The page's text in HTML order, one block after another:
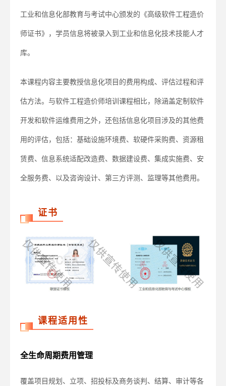
工业和信息化部教育与考试中心颁发的《高级软件工程造价
师证书》，学员信息将被录入到工业和信息化技术技能人才
库。
本课程内容主要教授信息化项目的费用构成、评估过程和评
估方法。与软件工程造价师培训课程相比，除涵盖定制软件
开发和软件运维费用之外，还包括信息化项目涉及的其他费
用的评估，包括：基础设施环境费、软硬件采购费、资源租
赁费、信息系统适配改造费、数据建设费、集成实施费、安
全服务费、以及咨询设计、第三方评测、监理等其他费用。
证书
课程适用性
全生命周期费用管理
覆盖项目规划、立项、招投标及商务谈判、结算、审计等各